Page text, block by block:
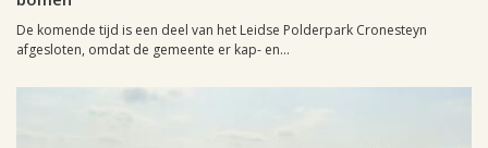
De komende tijd is een deel van het Leidse Polderpark Cronesteyn
afgesloten, omdat de gemeente er kap- en...